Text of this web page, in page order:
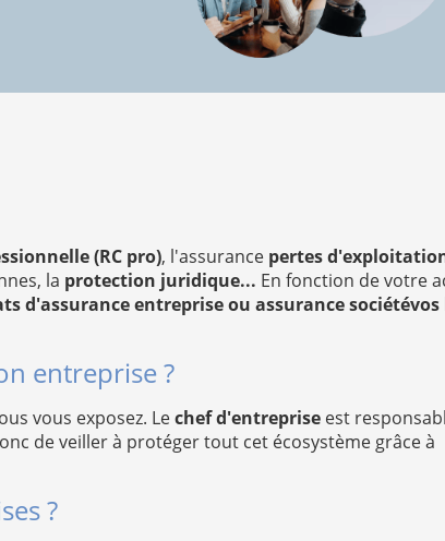
(RC pro), l'assurance pertes
la protection juridique... En fonction de votre
d'assurance entreprise ou assurance
entreprise ?
vous exposez. Lechef d'entreprise est
de veiller à protéger tout cet écosystème grâce à
?